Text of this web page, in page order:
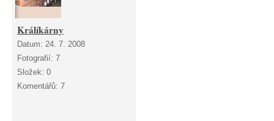
Králíkárny
Datum:24. 7. 2008
Fotografií:7
Složek:0
Komentářů:7